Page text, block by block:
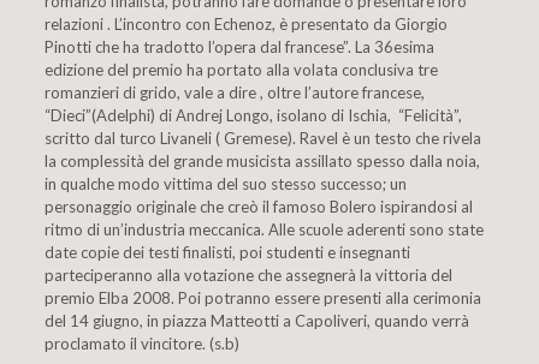
relazioni . L’incontro con Echenoz, è presentato da Giorgio
Pinotti che ha tradotto l’opera dal francese”. La 36esima
edizione del premio ha portato alla volata conclusiva tre
romanzieri di grido, vale a dire , oltre l’autore francese,
“Dieci”(Adelphi) di Andrej Longo, isolano di Ischia, “Felicità”,
scritto dal turco Livaneli ( Gremese). Ravel è un testo che rivela
la complessità del grande musicista assillato spesso dalla noia,
in qualche modo vittima del suo stesso successo; un
personaggio originale che creò il famoso Bolero ispirandosi al
ritmo di un’industria meccanica. Alle scuole aderenti sono state
date copie dei testi finalisti, poi studenti e insegnanti
parteciperanno alla votazione che assegnerà la vittoria del
premio Elba 2008. Poi potranno essere presenti alla cerimonia
del 14 giugno, in piazza Matteotti a Capoliveri, quando verrà
proclamato il vincitore. (s.b)